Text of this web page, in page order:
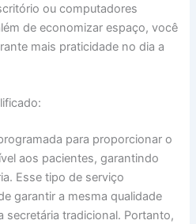
ou computadores
de economizar espaço, você
mais praticidade no dia a
para proporcionar o
aos pacientes, garantindo
Esse tipo de serviço
garantir a mesma qualidade
secretária tradicional. Portanto,